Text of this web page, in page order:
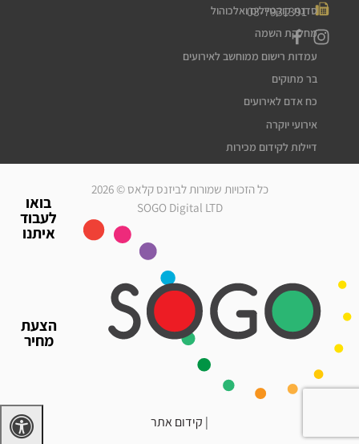
הצעת
מחיר
בואו
לעבוד
איתנו
03-7931391
סדנת קוקטיילים ואלכוהול
מחלקת השמה
עמדות רישום ממוחשב לאירועים
בר מתוקים
כח אדם לאירועים
אירועי יוקרה
דיילות לקידום מכירות
מלצרים לאירועים
עוזרי הפקה
גיוס עובדים זמניים
כח אדם לאירועים
דיילות לאירועים
כל הזכויות שמורות לביזנס קלאס © 2026
SOGO Digital LTD
| קידום אתר